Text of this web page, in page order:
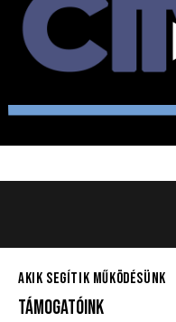
AKIK SEGÍTIK MŰKÖDÉSÜNK
TÁMOGATÓINK